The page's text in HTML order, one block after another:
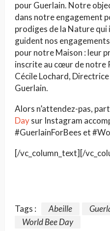
pour Guerlain. Notre
dans notre engagement
prodiges de la Nature
guident nos
pour notre Maison : leur
inscrite au cœur de notre
Cécile Lochard,
Guerlain.
Alors n’attendez-pas,
Daysur Instagram
#GuerlainForBees et
[/vc_column_text][/
Tags : Abeille
World Bee Day